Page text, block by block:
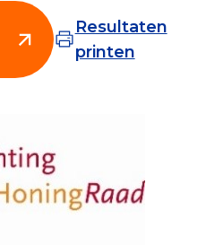
Resultaten
printen